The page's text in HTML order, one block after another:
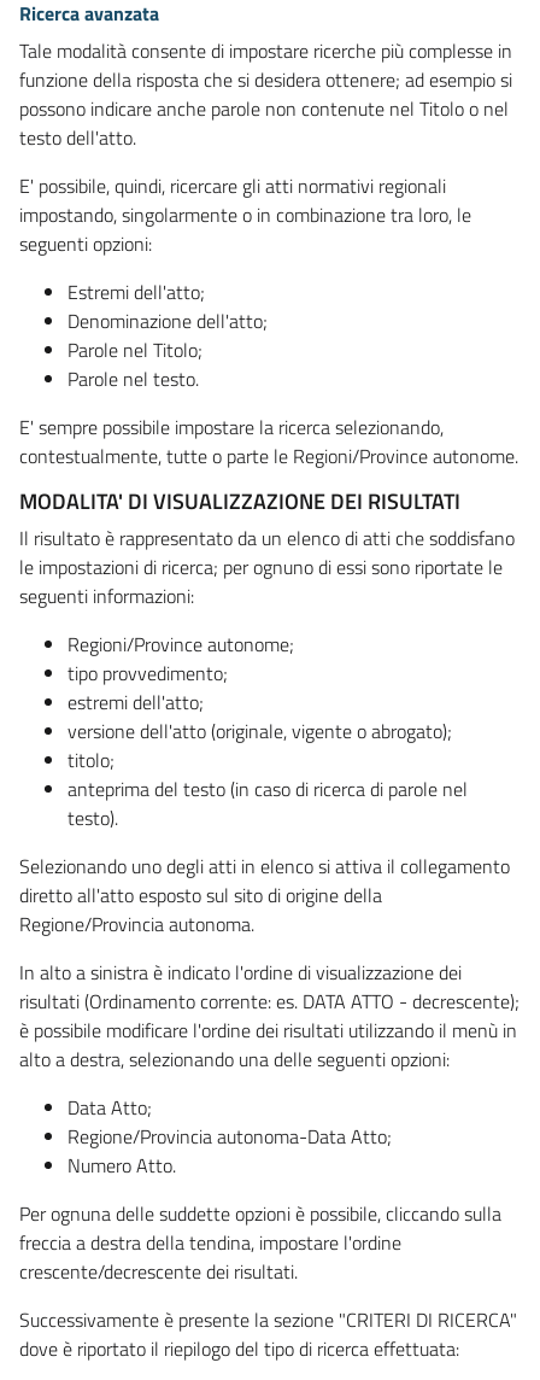
Ricerca avanzata
Tale modalità consente di impostare ricerche più complesse in
funzione della risposta che si desidera ottenere; ad esempio si
possono indicare anche parole non contenute nel Titolo o nel
testo dell'atto.
E' possibile, quindi, ricercare gli atti normativi regionali
impostando, singolarmente o in combinazione tra loro, le
seguenti opzioni:
Estremi dell'atto;
Denominazione dell'atto;
Parole nel Titolo;
Parole nel testo.
E' sempre possibile impostare la ricerca selezionando,
contestualmente, tutte o parte le Regioni/Province autonome.
MODALITA' DI VISUALIZZAZIONE DEI RISULTATI
Il risultato è rappresentato da un elenco di atti che soddisfano
le impostazioni di ricerca; per ognuno di essi sono riportate le
seguenti informazioni:
Regioni/Province autonome;
tipo provvedimento;
estremi dell'atto;
versione dell'atto (originale, vigente o abrogato);
titolo;
anteprima del testo (in caso di ricerca di parole nel
testo).
Selezionando uno degli atti in elenco si attiva il collegamento
diretto all'atto esposto sul sito di origine della
Regione/Provincia autonoma.
In alto a sinistra è indicato l'ordine di visualizzazione dei
risultati (Ordinamento corrente: es. DATA ATTO - decrescente);
è possibile modificare l'ordine dei risultati utilizzando il menù in
alto a destra, selezionando una delle seguenti opzioni:
Data Atto;
Regione/Provincia autonoma-Data Atto;
Numero Atto.
Per ognuna delle suddette opzioni è possibile, cliccando sulla
freccia a destra della tendina, impostare l'ordine
crescente/decrescente dei risultati.
Successivamente è presente la sezione "CRITERI DI RICERCA"
dove è riportato il riepilogo del tipo di ricerca effettuata: